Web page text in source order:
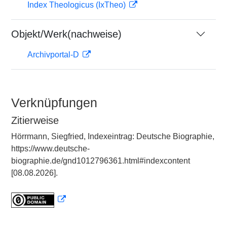
Index Theologicus (IxTheo)
Objekt/Werk(nachweise)
Archivportal-D
Verknüpfungen
Zitierweise
Hörrmann, Siegfried, Indexeintrag: Deutsche Biographie,
https://www.deutsche-
biographie.de/gnd1012796361.html#indexcontent
[08.08.2026].